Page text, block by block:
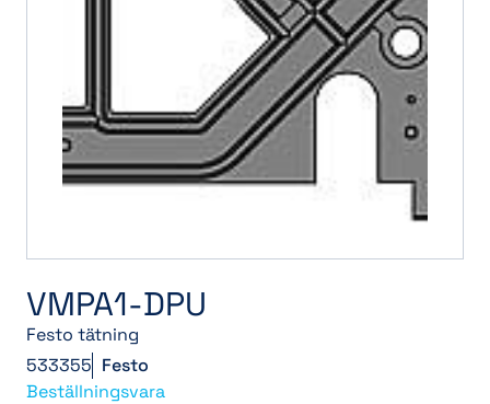
VMPA1-DPU
Festo tätning
533355 Festo
Beställningsvara